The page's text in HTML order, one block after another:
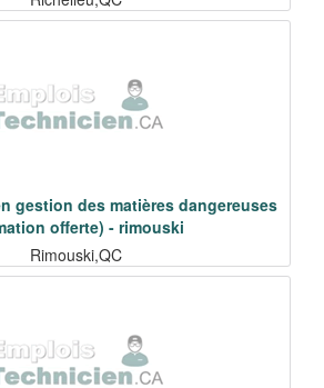
gestion des matières dangereuses
offerte) - rimouski
Rimouski,QC